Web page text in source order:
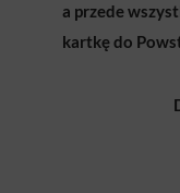
a przede
kartkę do